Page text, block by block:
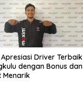
Driver Terbaik
dengan Bonus dan
Menarik